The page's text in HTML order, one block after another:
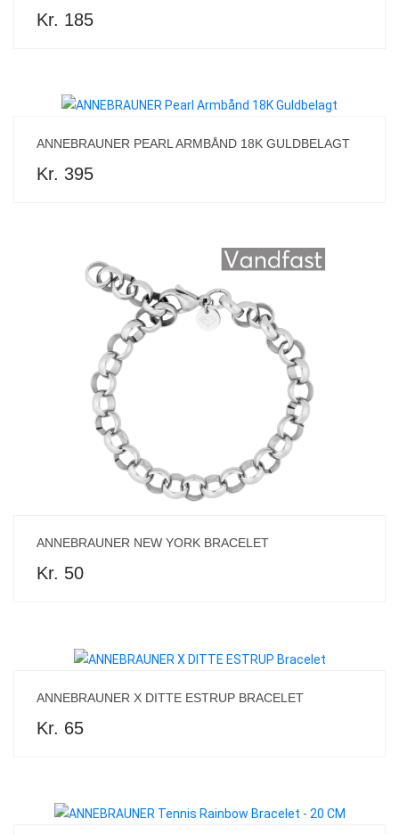
Kr. 185
ANNEBRAUNER PEARL ARMBÅND 18K GULDBELAGT
Kr. 395
ANNEBRAUNER NEW YORK BRACELET
Kr. 50
ANNEBRAUNER X DITTE ESTRUP BRACELET
Kr. 65